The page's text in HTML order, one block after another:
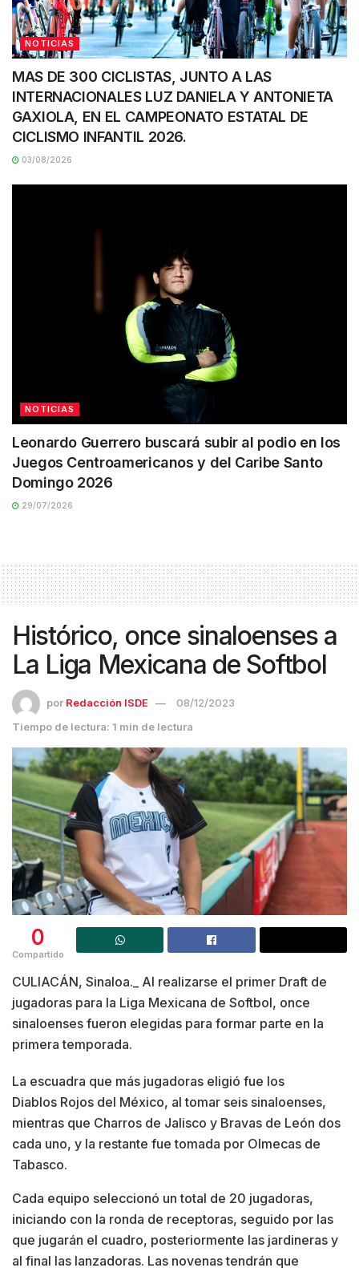
NOTICIAS
MAS DE 300 CICLISTAS, JUNTO A LAS
INTERNACIONALES LUZ DANIELA Y ANTONIETA
GAXIOLA, EN EL CAMPEONATO ESTATAL DE
CICLISMO INFANTIL 2026.
03/08/2026
NOTICIAS
Leonardo Guerrero buscará subir al podio en los
Juegos Centroamericanos y del Caribe Santo
Domingo 2026
29/07/2026
Histórico, once sinaloenses a
La Liga Mexicana de Softbol
por Redacción ISDE
08/12/2023
Tiempo de lectura: 1 min de lectura
0
Compartido
CULIACÁN, Sinaloa._ Al realizarse el primer Draft de
jugadoras para la Liga Mexicana de Softbol, once
sinaloenses fueron elegidas para formar parte en la
primera temporada.
La escuadra que más jugadoras eligió fue los
Diablos Rojos del México, al tomar seis sinaloenses,
mientras que Charros de Jalisco y Bravas de León dos
cada uno, y la restante fue tomada por Olmecas de
Tabasco.
Cada equipo seleccionó un total de 20 jugadoras,
iniciando con la ronda de receptoras, seguido por las
que jugarán el cuadro, posteriormente las jardineras y
al final las lanzadoras. Las novenas tendrán que